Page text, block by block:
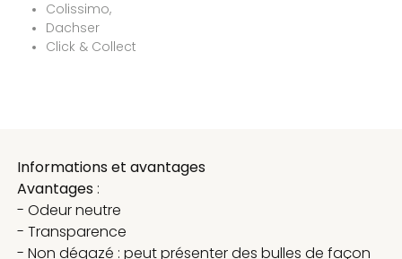
Colissimo,
Dachser
Click & Collect
Informations et avantages
Avantages :
- Odeur neutre
- Transparence
- Non dégazé : peut présenter des bulles de façon